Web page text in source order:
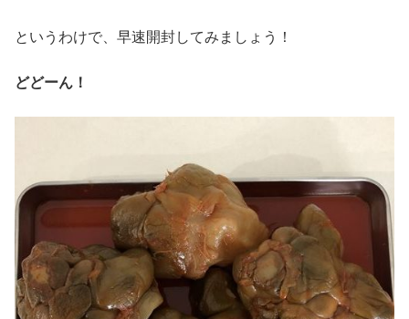
というわけで、早速開封してみましょう！
どどーん！